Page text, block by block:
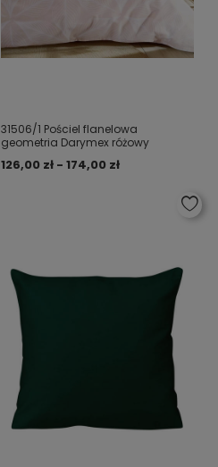
31506/1 Pościel flanelowa
geometria Darymex różowy
126,00 zł - 174,00 zł